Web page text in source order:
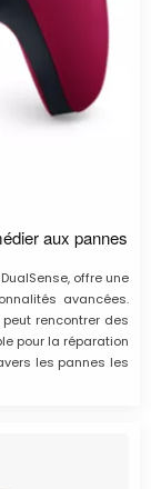
aux pannes
offre une
avancées.
rencontrer des
pour la réparation
les pannes les